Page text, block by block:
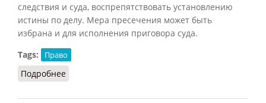
следствия и суда, воспрепятствовать установлению
истины по делу. Мера пресечения может быть
избрана и для исполнения приговора суда.
Tags:
Право
Подробнее